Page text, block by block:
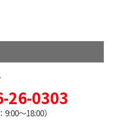
26-0303
9:00～18:00）